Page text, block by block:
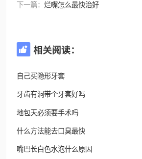
下一篇： 烂嘴怎么最快治好
 相关阅读：
自己买隐形牙套
牙齿有洞带个牙套好吗
地包天必须要手术吗
什么方法能去口臭最快
嘴巴长白色水泡什么原因